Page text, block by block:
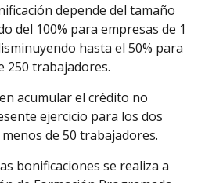
depende del tamaño
del 100% para empresas de 1
hasta el 50% para
250 trabajadores.
acumular el crédito no
ejercicio para los dos
de 50 trabajadores.
bonificaciones se realiza a